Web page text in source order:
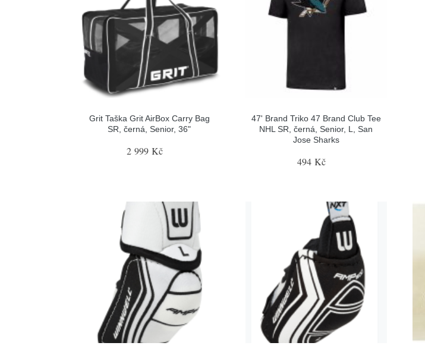
Grit Taška Grit AirBox Carry Bag
SR, černá, Senior, 36"
2 999 Kč
47' Brand Triko 47 Brand Club Tee
NHL SR, černá, Senior, L, San
Jose Sharks
494 Kč